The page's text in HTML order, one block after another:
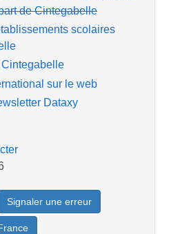
de Cintegabelle
scolaires
sur le web
Dataxy
Signaler une erreur